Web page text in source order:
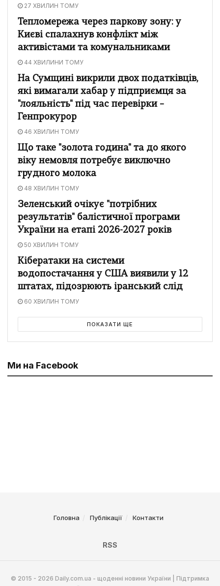
27 ХВИЛИН ТОМУ
Тепломережа через паркову зону: у
Києві спалахнув конфлікт між
активістами та комунальниками
44 ХВИЛИНИ ТОМУ
На Сумщині викрили двох податківців,
які вимагали хабар у підприємця за
"лояльність" під час перевірки –
Генпрокурор
46 ХВИЛИН ТОМУ
Що таке "золота година" та до якого
віку немовля потребує виключно
грудного молока
48 ХВИЛИН ТОМУ
Зеленський очікує "потрібних
результатів" балістичної програми
України на етапі 2026-2027 років
50 ХВИЛИН ТОМУ
Кібератаки на системи
водопостачання у США виявили у 12
штатах, підозрюють іранський слід
60 ХВИЛИН ТОМУ
ПОКАЗАТИ ЩЕ
Ми на Facebook
Головна Публікації Контакти
RSS
© 2015 - 2026 Daily.com.ua - щоденні новини України | Підтримка